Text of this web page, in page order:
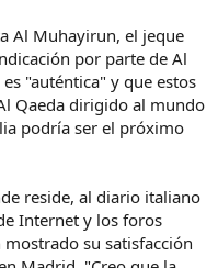
Al Muhayirun, el jeque
por parte de Al
"auténtica" y que estos
Qaeda dirigido al mundo
podría ser el próximo
reside, al diario italiano
Internet y los foros
su satisfacción